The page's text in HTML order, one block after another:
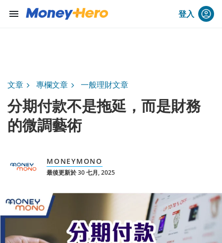
menu 登入
文章 專欄文章 一般理財文章
分期付款不是拖延，而是財務
的微調藝術
MONEYMONO
最後更新於 30 七月, 2025